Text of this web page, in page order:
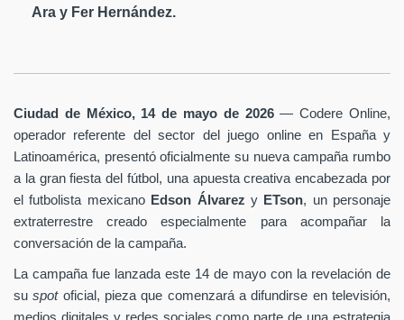
Ara y Fer Hernández.
Ciudad de México, 14 de mayo de 2026— Codere Online,
operador referente del sector del juego online en España y
Latinoamérica, presentó oficialmente su nueva campaña rumbo
a la gran fiesta del fútbol, una apuesta creativa encabezada por
el futbolista mexicano Edson Álvarez yETson, un personaje
extraterrestre creado especialmente para acompañar la
conversación de la campaña.
La campaña fue lanzada este 14 de mayo con la revelación de
suspot oficial, pieza que comenzará a difundirse en televisión,